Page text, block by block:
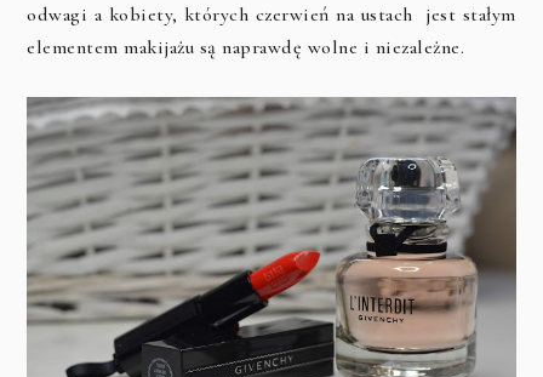
odwagi a kobiety, których czerwień na ustach jest stałym
elementem makijażu są naprawdę wolne i niezależne.